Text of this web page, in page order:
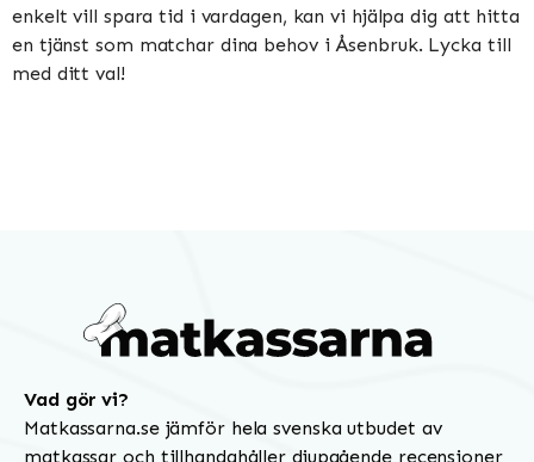
enkelt vill spara tid i vardagen, kan vi hjälpa dig att hitta
en tjänst som matchar dina behov i Åsenbruk. Lycka till
med ditt val!
Vad gör vi?
Matkassarna.se jämför hela svenska utbudet av
matkassar och tillhandahåller djupgående recensioner